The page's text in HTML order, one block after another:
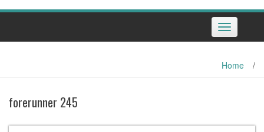
Toggle
navigation
Home /
forerunner 245